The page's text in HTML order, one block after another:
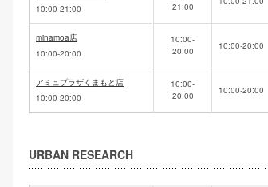
10:00-21:00
21:00
minamoa店
10:00-20:00
10:00-
20:00
10:00-20:00
アミュプラザくまもと店
10:00-20:00
10:00-
20:00
10:00-20:00
URBAN RESEARCH